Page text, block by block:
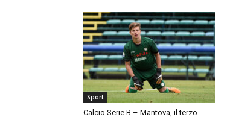
Sport
Calcio Serie B – Mantova, il terzo